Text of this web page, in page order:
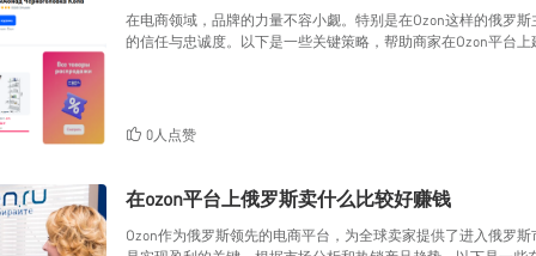
在电商领域，品牌的力量不容小觑。特别是在Ozon这样的俄罗
的信任与忠诚度。以下是一些关键策略，帮助商家在Ozon平台
0人点赞
在ozon平台上俄罗斯卖什么比较好赚钱
Ozon作为俄罗斯领先的电商平台，为全球卖家提供了进入俄罗